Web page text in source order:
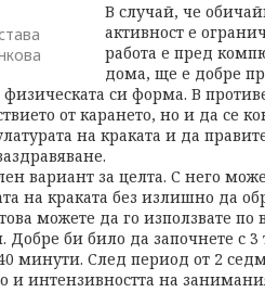
В случай, че
активност е
работа е пред
дома, ще е добре
си форма. В
от карането, но и да се
на краката и да
вариант за целта. С него
на краката без излишно да
можете да го използвате
Добре би било да започнете с
минути. След период от 2
и интензивността на